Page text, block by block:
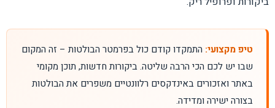
טיפ מקצועי: התמקדו קודם כול בפרמטר הבולטות – זה המקום
שבו יש לכם הכי הרבה שליטה. ביקורות חדשות, תוכן מקומי
באתר ואזכורים באינדקסים רלוונטיים משפרים את הבולטות
בצורה ישירה ומדידה.